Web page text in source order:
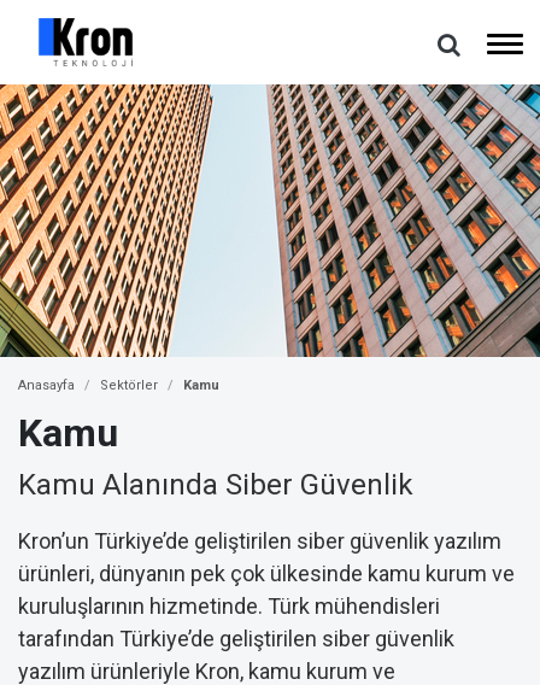
Anasayfa Sektörler Kamu
Kamu
Kamu Alanında Siber Güvenlik
Kron’un Türkiye’de geliştirilen siber güvenlik yazılım
ürünleri, dünyanın pek çok ülkesinde kamu kurum ve
kuruluşlarının hizmetinde. Türk mühendisleri
tarafından Türkiye’de geliştirilen siber güvenlik
yazılım ürünleriyle Kron, kamu kurum ve